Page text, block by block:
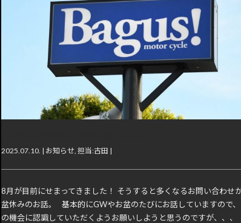
2025.07.10. | お知らせ 担当:古田 |
8月が目前にせまってきました！ そうすると多くなるお問い合わせ
盆休みのお話。 基本的にGWやお盆のたびにお話していますので、
の機会に認識していただくようお願いしようと思うのですが、、